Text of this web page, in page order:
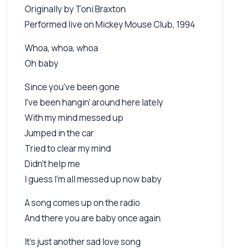
Originally by Toni Braxton
Performed live on Mickey Mouse Club, 1994
Whoa, whoa, whoa
Oh baby
Since you've been gone
I've been hangin' around here lately
With my mind messed up
Jumped in the car
Tried to clear my mind
Didn't help me
I guess I'm all messed up now baby
A song comes up on the radio
And there you are baby once again
It's just another sad love song